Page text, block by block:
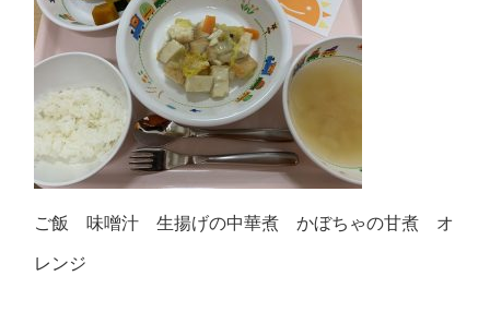
ご飯 味噌汁 生揚げの中華煮 かぼちゃの甘煮 オ
レンジ